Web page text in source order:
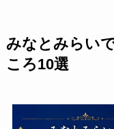
みなとみらい
ころ10選